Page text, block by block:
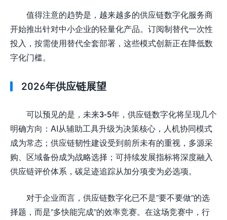
值得注意的趋势是，越来越多的供应链数字化服务商
开始推出针对中小企业的轻量化产品。订阅制替代一次性
投入，按需使用替代全套部署，这些模式创新正在降低数
字化门槛。
2026年供应链展望
可以预见的是，未来3-5年，供应链数字化将呈现几个
明确方向：AI从辅助工具升级为决策核心，人机协同模式
成为常态；供应链韧性建设受到前所未有的重视，多源采
购、区域备份成为战略选择；可持续发展指标将深度融入
供应链评价体系，碳足迹追踪从加分项变为必选项。
对于企业而言，供应链数字化已不是”要不要做”的选
择题，而是”多快能完成”的效率竞赛。在这场竞赛中，行